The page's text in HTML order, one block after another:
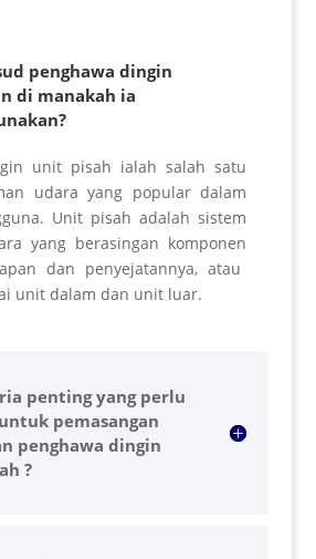
penghawa dingin
di manakah ia
unit pisah ialah salah satu
udara yang popular dalam
Unit pisah adalah sistem
yang berasingan komponen
dan penyejatannya, atau
unit dalam dan unit luar.
penting yang perlu
pemasangan
penghawa dingin
?